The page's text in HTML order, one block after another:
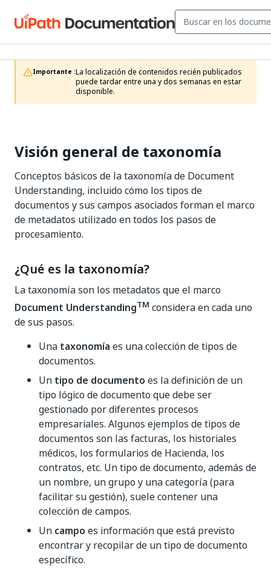
Importante :La localización de contenidos recién publicados
puede tardar entre una y dos semanas en estar
disponible.
Visión general de taxonomía
Conceptos básicos de la taxonomía de Document
Understanding, incluido cómo los tipos de
documentos y sus campos asociados forman el marco
de metadatos utilizado en todos los pasos de
procesamiento.
¿Qué es la taxonomía?
La taxonomía son los metadatos que el marco
Document UnderstandingTM considera en cada uno
de sus pasos.
Una taxonomía es una colección de tipos de
documentos.
Un tipo de documento es la definición de un
tipo lógico de documento que debe ser
gestionado por diferentes procesos
empresariales. Algunos ejemplos de tipos de
documentos son las facturas, los historiales
médicos, los formularios de Hacienda, los
contratos, etc. Un tipo de documento, además de
un nombre, un grupo y una categoría (para
facilitar su gestión), suele contener una
colección de campos.
Un campo es información que está previsto
encontrar y recopilar de un tipo de documento
específico.